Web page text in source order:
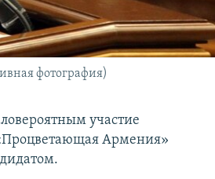
фотография)
участие
Армения»